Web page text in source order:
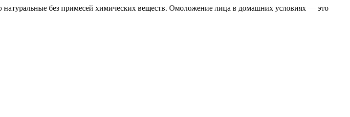
натуральные без примесей химических веществ. Омоложение лица в домашних условиях — это